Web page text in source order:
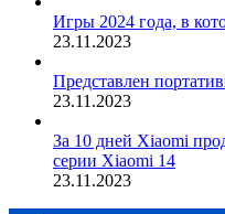
Игры 2024 года, в
23.11.2023
Представлен
23.11.2023
За 10 дней Xiaomi
серии Xiaomi 14
23.11.2023